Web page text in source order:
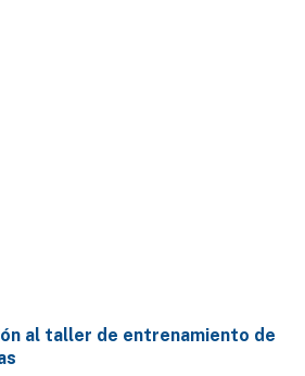
al taller de entrenamiento de